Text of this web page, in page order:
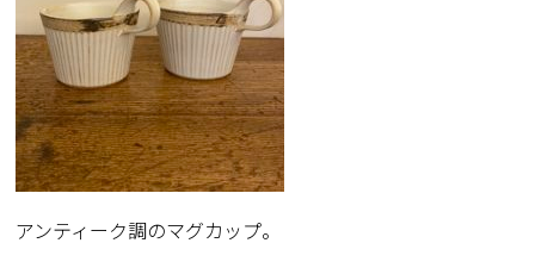
アンティーク調のマグカップ。